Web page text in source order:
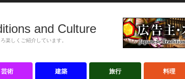
and Culture
楽しくご紹介しています。
芸術 建築 旅行 料理